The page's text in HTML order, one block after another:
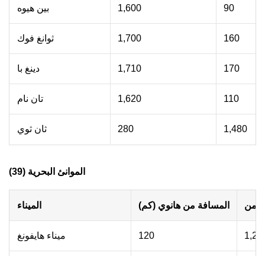
بين هيوه 1,600 90
ثوانغ فوك 1,700 160
دينغ با 1,710 170
تان نام 1,620 110
ثان ثوي 280 1,480
الموانئ البحرية (39)
الميناء المسافة من هانوي (كم)
ميناء هايفونغ 120